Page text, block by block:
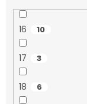
16 10
17 3
18 6